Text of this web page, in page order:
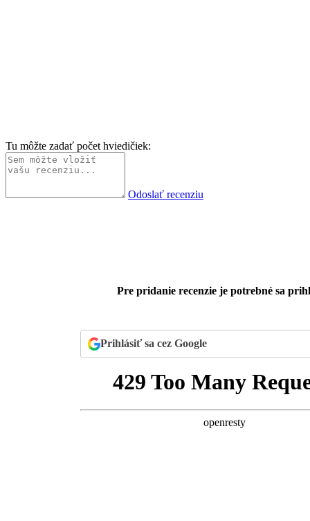
Tu môžte zadať počet hviedičiek:
Odoslať recenziu
Pre pridanie recenzie je potrebné sa
Prihlásiť sa cez Google